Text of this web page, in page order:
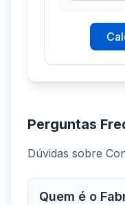
Perguntas
Dúvidas sobre
Quem é o